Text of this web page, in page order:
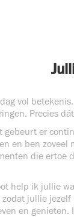
vol
Precies
er
en ben
die ertoe
help ik jullie
jullie
en genieten.